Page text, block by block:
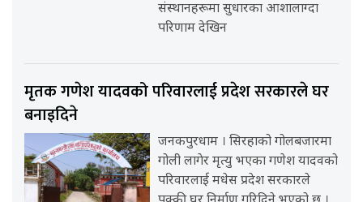
संस्थानहरूमा सुधारका आशालाग्दा
परिणाम देखिन
मृतक गणेश यादवको परिवारलाई प्रदेश सरकारले घर
बनाइदिने
जनकपुरधाम । सिरहाको गोलबजारमा
गोली लागेर मृत्यु भएका गणेश यादवको
परिवारलाई मधेस प्रदेश सरकारले